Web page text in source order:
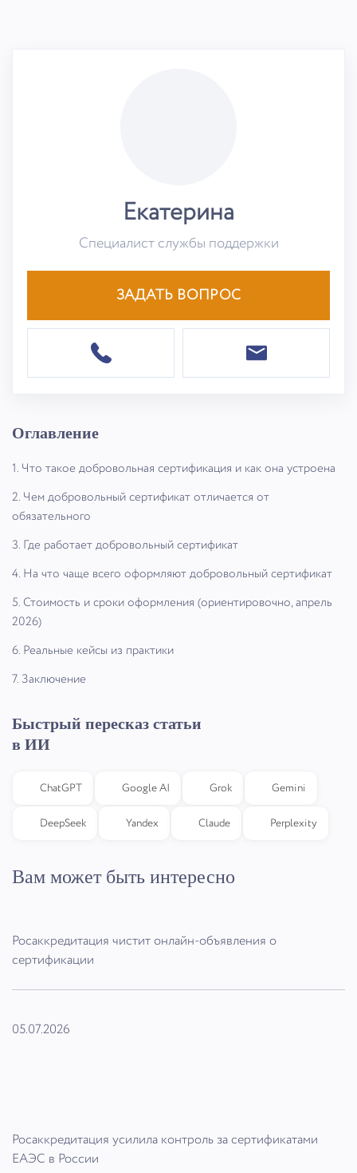
Екатерина
Специалист службы поддержки
ЗАДАТЬ ВОПРОС
Оглавление
1. Что такое добровольная сертификация и как она устроена
2. Чем добровольный сертификат отличается от
обязательного
3. Где работает добровольный сертификат
4. На что чаще всего оформляют добровольный сертификат
5. Стоимость и сроки оформления (ориентировочно, апрель
2026)
6. Реальные кейсы из практики
7. Заключение
Быстрый пересказ статьи
в ИИ
ChatGPT Google AI Grok Gemini
DeepSeek Yandex Claude Perplexity
Вам может быть интересно
Росаккредитация чистит онлайн-объявления о
сертификации
05.07.2026
Росаккредитация усилила контроль за сертификатами
ЕАЭС в России